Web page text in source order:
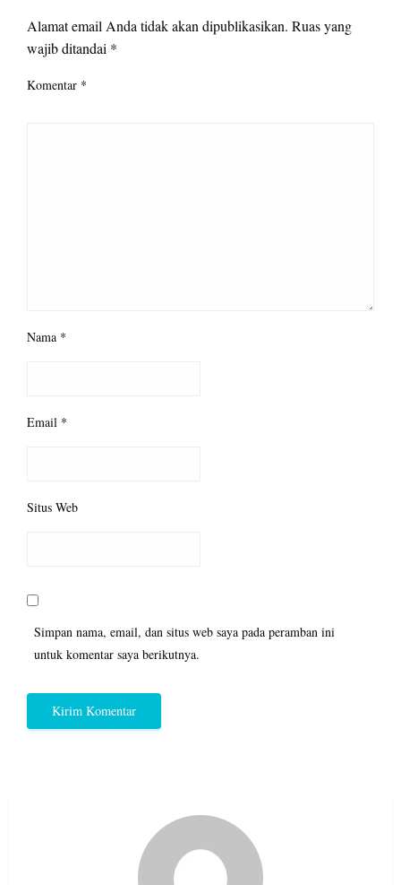
Alamat email Anda tidak akan dipublikasikan. Ruas yang
wajib ditandai *
Komentar *
Nama *
Email *
Situs Web
Simpan nama, email, dan situs web saya pada peramban ini
untuk komentar saya berikutnya.